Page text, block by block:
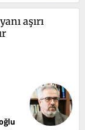
aşırı